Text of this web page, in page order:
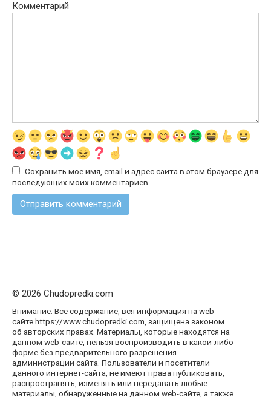
Комментарий
Сохранить моё имя, email и адрес сайта в этом браузере для
последующих моих комментариев.
© 2026 Chudopredki.com
Внимание: Все содержание, вся информация на web-
сайте https://www.chudopredki.com, защищена законом
об авторских правах. Материалы, которые находятся на
данном web-сайте, нельзя воспроизводить в какой-либо
форме без предварительного разрешения
администрации сайта. Пользователи и посетители
данного интернет-сайта, не имеют права публиковать,
распространять, изменять или передавать любые
материалы, обнаруженные на данном web-сайте, а также